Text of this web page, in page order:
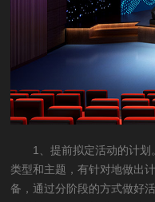
1、提前拟定活动的计
类型和主题，有针对地做出
备，通过分阶段的方式做好